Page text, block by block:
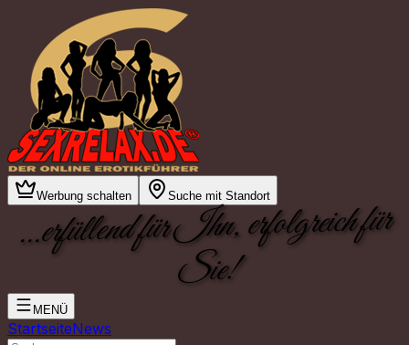
Werbung schalten Suche mit Standort
...erfüllend für Ihn, erfolgreich für
Sie!
MENÜ
StartseiteNews